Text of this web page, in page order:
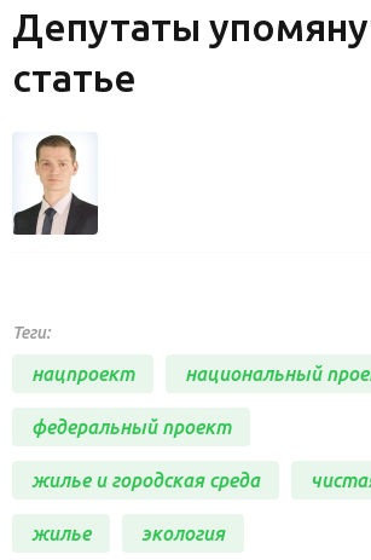
Депутаты
статье
Теги:
нацпроект национальный
федеральный проект
жилье и городская среда
жилье экология